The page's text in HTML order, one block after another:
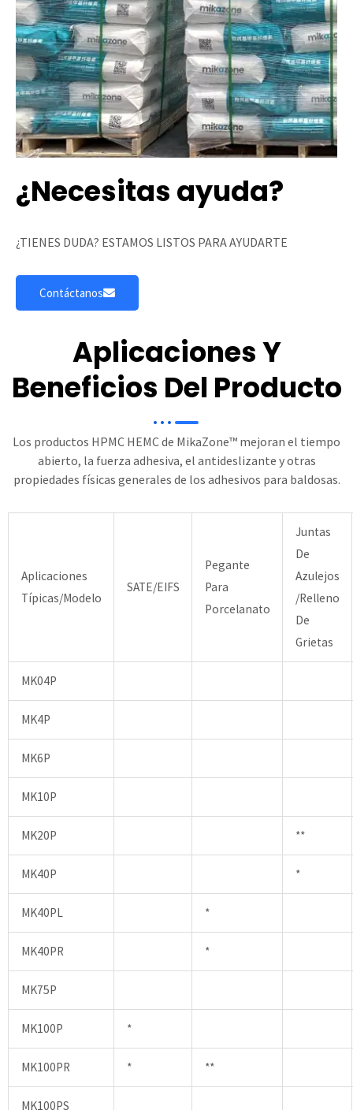
¿Necesitas ayuda?
¿TIENES DUDA? ESTAMOS LISTOS PARA AYUDARTE
Contáctanos
Aplicaciones Y
Beneficios Del Producto
Los productos HPMC HEMC de MikaZone™ mejoran el tiempo
abierto, la fuerza adhesiva, el antideslizante y otras
propiedades físicas generales de los adhesivos para baldosas.
Aplicaciones
Típicas/Modelo
SATE/EIFS
Pegante
Para
Porcelanato
Juntas
De
Azulejos
/Relleno
De
Grietas
MK04P
MK4P
MK6P
MK10P
MK20P **
MK40P *
MK40PL *
MK40PR *
MK75P
MK100P *
MK100PR * **
MK100PS